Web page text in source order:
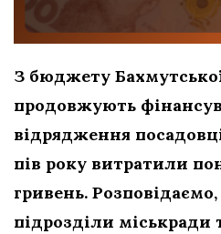
З бюджету
продовжують
відрядження
пів року витратили
гривень. Розповідаємо,
підрозділи міськради